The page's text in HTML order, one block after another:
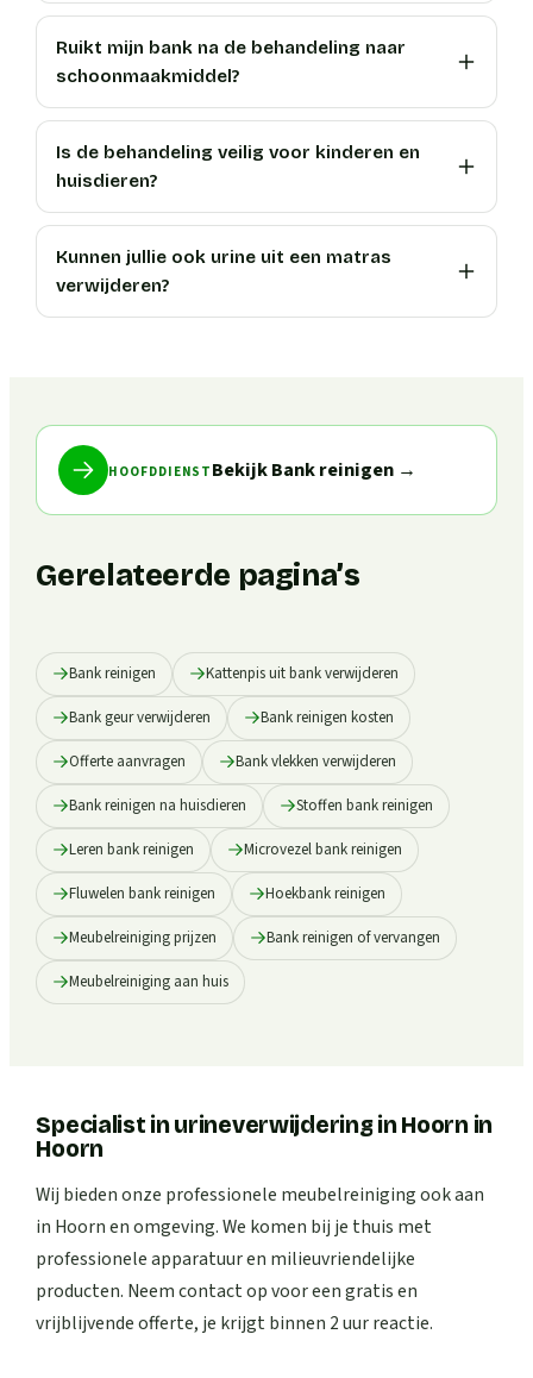
Ruikt mijn bank na de behandeling naar
schoonmaakmiddel?
Is de behandeling veilig voor kinderen en
huisdieren?
Kunnen jullie ook urine uit een matras
verwijderen?
HOOFDDIENST Bekijk Bank reinigen →
Gerelateerde pagina’s
Bank reinigen Kattenpis uit bank verwijderen
Bank geur verwijderen Bank reinigen kosten
Offerte aanvragen Bank vlekken verwijderen
Bank reinigen na huisdieren Stoffen bank reinigen
Leren bank reinigen Microvezel bank reinigen
Fluwelen bank reinigen Hoekbank reinigen
Meubelreiniging prijzen Bank reinigen of vervangen
Meubelreiniging aan huis
Specialist in urineverwijdering in Hoornin
Hoorn
Wij bieden onze professionele meubelreiniging ook aan
in Hoorn en omgeving. We komen bij je thuis met
professionele apparatuur en milieuvriendelijke
producten. Neem contact op voor een gratis en
vrijblijvende offerte, je krijgt binnen 2 uur reactie.